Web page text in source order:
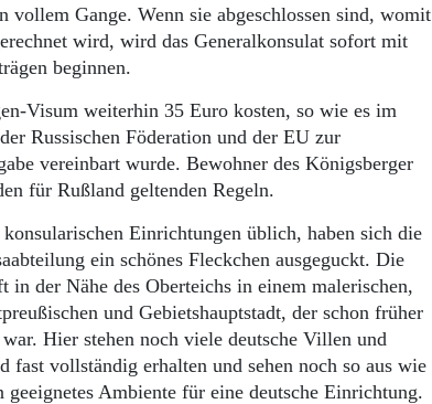
Gange. Wenn sie abgeschlossen sind, womit
wird, wird das Generalkonsulat sofort mit
beginnen.
Visum weiterhin 35 Euro kosten, so wie es im
Russischen Föderation und der EU zur
vereinbart wurde. Bewohner des Königsberger
für Rußland geltenden Regeln.
Einrichtungen üblich, haben sich die
ein schönes Fleckchen ausgeguckt. Die
in der Nähe des Oberteichs in einem malerischen,
und Gebietshauptstadt, der schon früher
Hier stehen noch viele deutsche Villen und
fast vollständig erhalten und sehen noch so aus wie
Ambiente für eine deutsche Einrichtung.